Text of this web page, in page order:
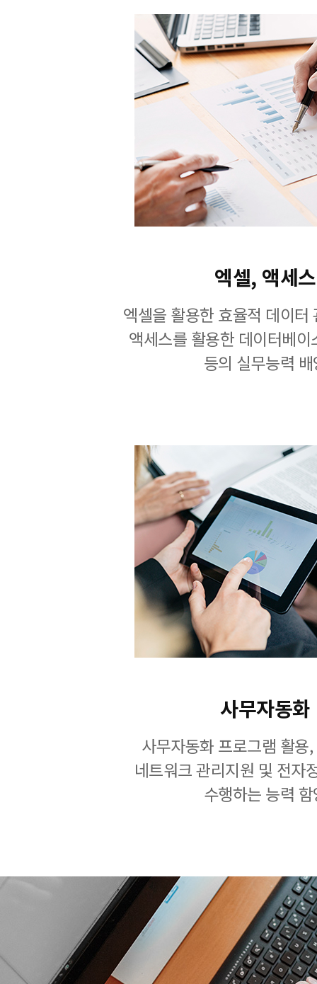
엑셀, 액세스
엑셀을 활용한 효율적 데이터
액세스를 활용한 데이터베
등의 실무능력
사무자동화
사무자동화 프로그램 활용
네트워크 관리지원 및 전자
수행하는 능력